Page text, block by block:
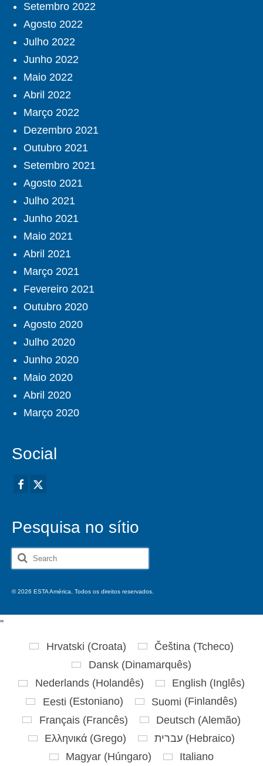
Setembro 2022
Agosto 2022
Julho 2022
Junho 2022
Maio 2022
Abril 2022
Março 2022
Dezembro 2021
Outubro 2021
Setembro 2021
Agosto 2021
Julho 2021
Junho 2021
Maio 2021
Abril 2021
Março 2021
Fevereiro 2021
Outubro 2020
Agosto 2020
Julho 2020
Junho 2020
Maio 2020
Abril 2020
Março 2020
Social
Pesquisa no sítio
Search
for:
© 2026 ESTA América. Todos os direitos reservados.
''
Hrvatski (Croata) Čeština (Tcheco)
Dansk(Dinamarquês)
Nederlands(Holandês) English (Inglês)
Eesti (Estoniano) Suomi (Finlandês)
Français(Francês) Deutsch (Alemão)
Ελληνικά (Grego) עברית (Hebraico)
Magyar (Húngaro) Italiano